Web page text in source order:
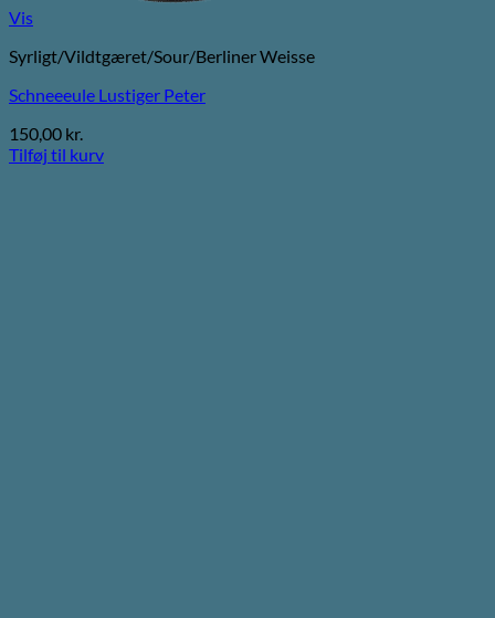
Vis
Syrligt/Vildtgæret/Sour/Berliner Weisse
Schneeeule Lustiger Peter
150,00 kr.
Tilføj til kurv